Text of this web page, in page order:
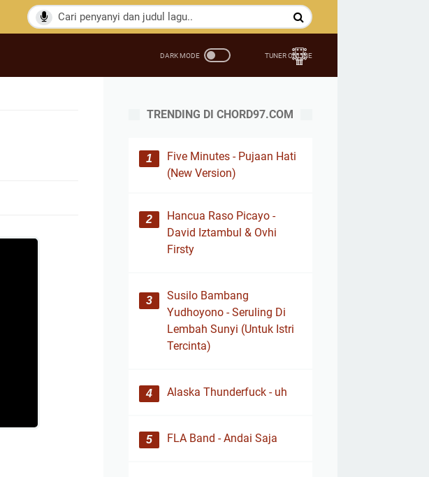
TRENDING DI CHORD97.COM
Five Minutes - Pujaan Hati
(New Version)
Hancua Raso Picayo -
David Iztambul & Ovhi
Firsty
Susilo Bambang
Yudhoyono - Seruling Di
Lembah Sunyi (Untuk Istri
Tercinta)
Alaska Thunderfuck - uh
FLA Band - Andai Saja